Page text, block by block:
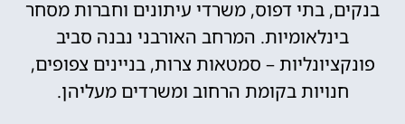
בנקים, בתי דפוס, משרדי עיתונים וחברות מסחר
בינלאומיות. המרחב האורבני נבנה סביב
פונקציונליות – סמטאות צרות, בניינים צפופים,
חנויות בקומת הרחוב ומשרדים מעליהן.